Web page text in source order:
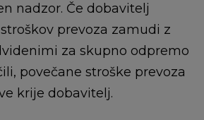
nadzor. Če dobavitelj
prevoza zamudi z
za skupno odpremo
povečane stroške prevoza
krije dobavitelj.